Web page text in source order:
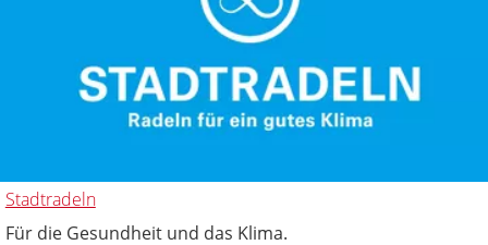
Stadtradeln
Für die Gesundheit und das Klima.